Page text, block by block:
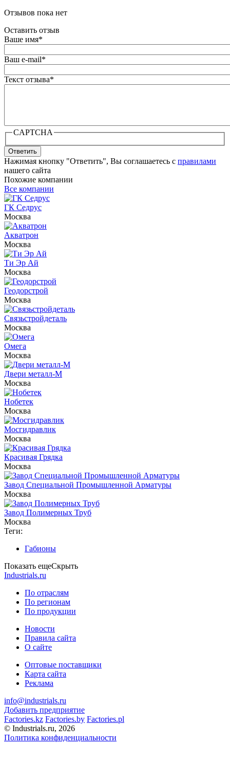
Отзывов пока нет
Оставить отзыв
Ваше имя*
Ваш e-mail*
Текст отзыва*
CAPTCHA
Ответить
Нажимая кнопку "Ответить", Вы соглашаетесь с правилами
нашего сайта
Похожие компании
Все компании
ГК Седрус
Москва
Акватрон
Москва
Ти Эр Ай
Москва
Геодорстрой
Москва
Связьстройдеталь
Москва
Омега
Москва
Двери металл-М
Москва
Нобетек
Москва
Мосгидравлик
Москва
Красивая Грядка
Москва
Завод Специальной Промышленной Арматуры
Москва
Завод Полимерных Труб
Москва
Теги:
Габионы
Показать ещеСкрыть
Industrials.ru
По отраслям
По регионам
По продукции
Новости
Правила сайта
О сайте
Оптовые поставщики
Карта сайта
Реклама
info@industrials.ru
Добавить предприятие
Factories.kz Factories.by Factories.pl
© Industrials.ru, 2026
Политика конфиденциальности